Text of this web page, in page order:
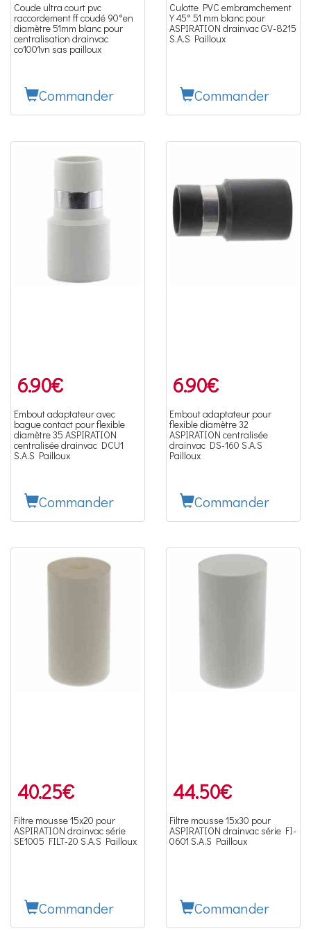
Coude ultra court pvc
raccordement ff coudé 90°en
diamètre 51mm blanc pour
centralisation drainvac
co1001vn sas pailloux
Commander
Culotte PVC embramchement
Y 45° 51 mm blanc pour
ASPIRATION drainvac GV-8215
S.A.S Pailloux
Commander
6.90€
Embout adaptateur avec
bague contact pour flexible
diamètre 35 ASPIRATION
centralisée drainvac DCU1
S.A.S Pailloux
Commander
6.90€
Embout adaptateur pour
flexible diamètre 32
ASPIRATION centralisée
drainvac DS-160 S.A.S
Pailloux
Commander
40.25€
Filtre mousse 15x20 pour
ASPIRATION drainvac série
SE1005 FILT-20 S.A.S Pailloux
Commander
44.50€
Filtre mousse 15x30 pour
ASPIRATION drainvac série FI-
0601 S.A.S Pailloux
Commander